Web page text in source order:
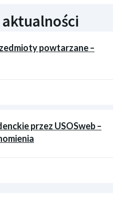
aktualności
powtarzane –
przez USOSweb –